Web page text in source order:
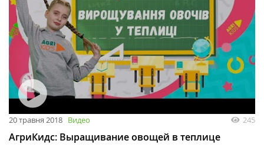
20 травня 2018 Видео 245
АгриКидс: Выращивание овощей в теплице